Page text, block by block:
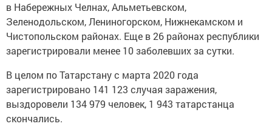
в Набережных Челнах, Альметьевском,
Зеленодольском, Лениногорском, Нижнекамском и
Чистопольском районах. Еще в 26 районах республики
зарегистрировали менее 10 заболевших за сутки.
В целом по Татарстану с марта 2020 года
зарегистрировано 141 123 случая заражения,
выздоровели 134 979 человек, 1 943 татарстанца
скончались.